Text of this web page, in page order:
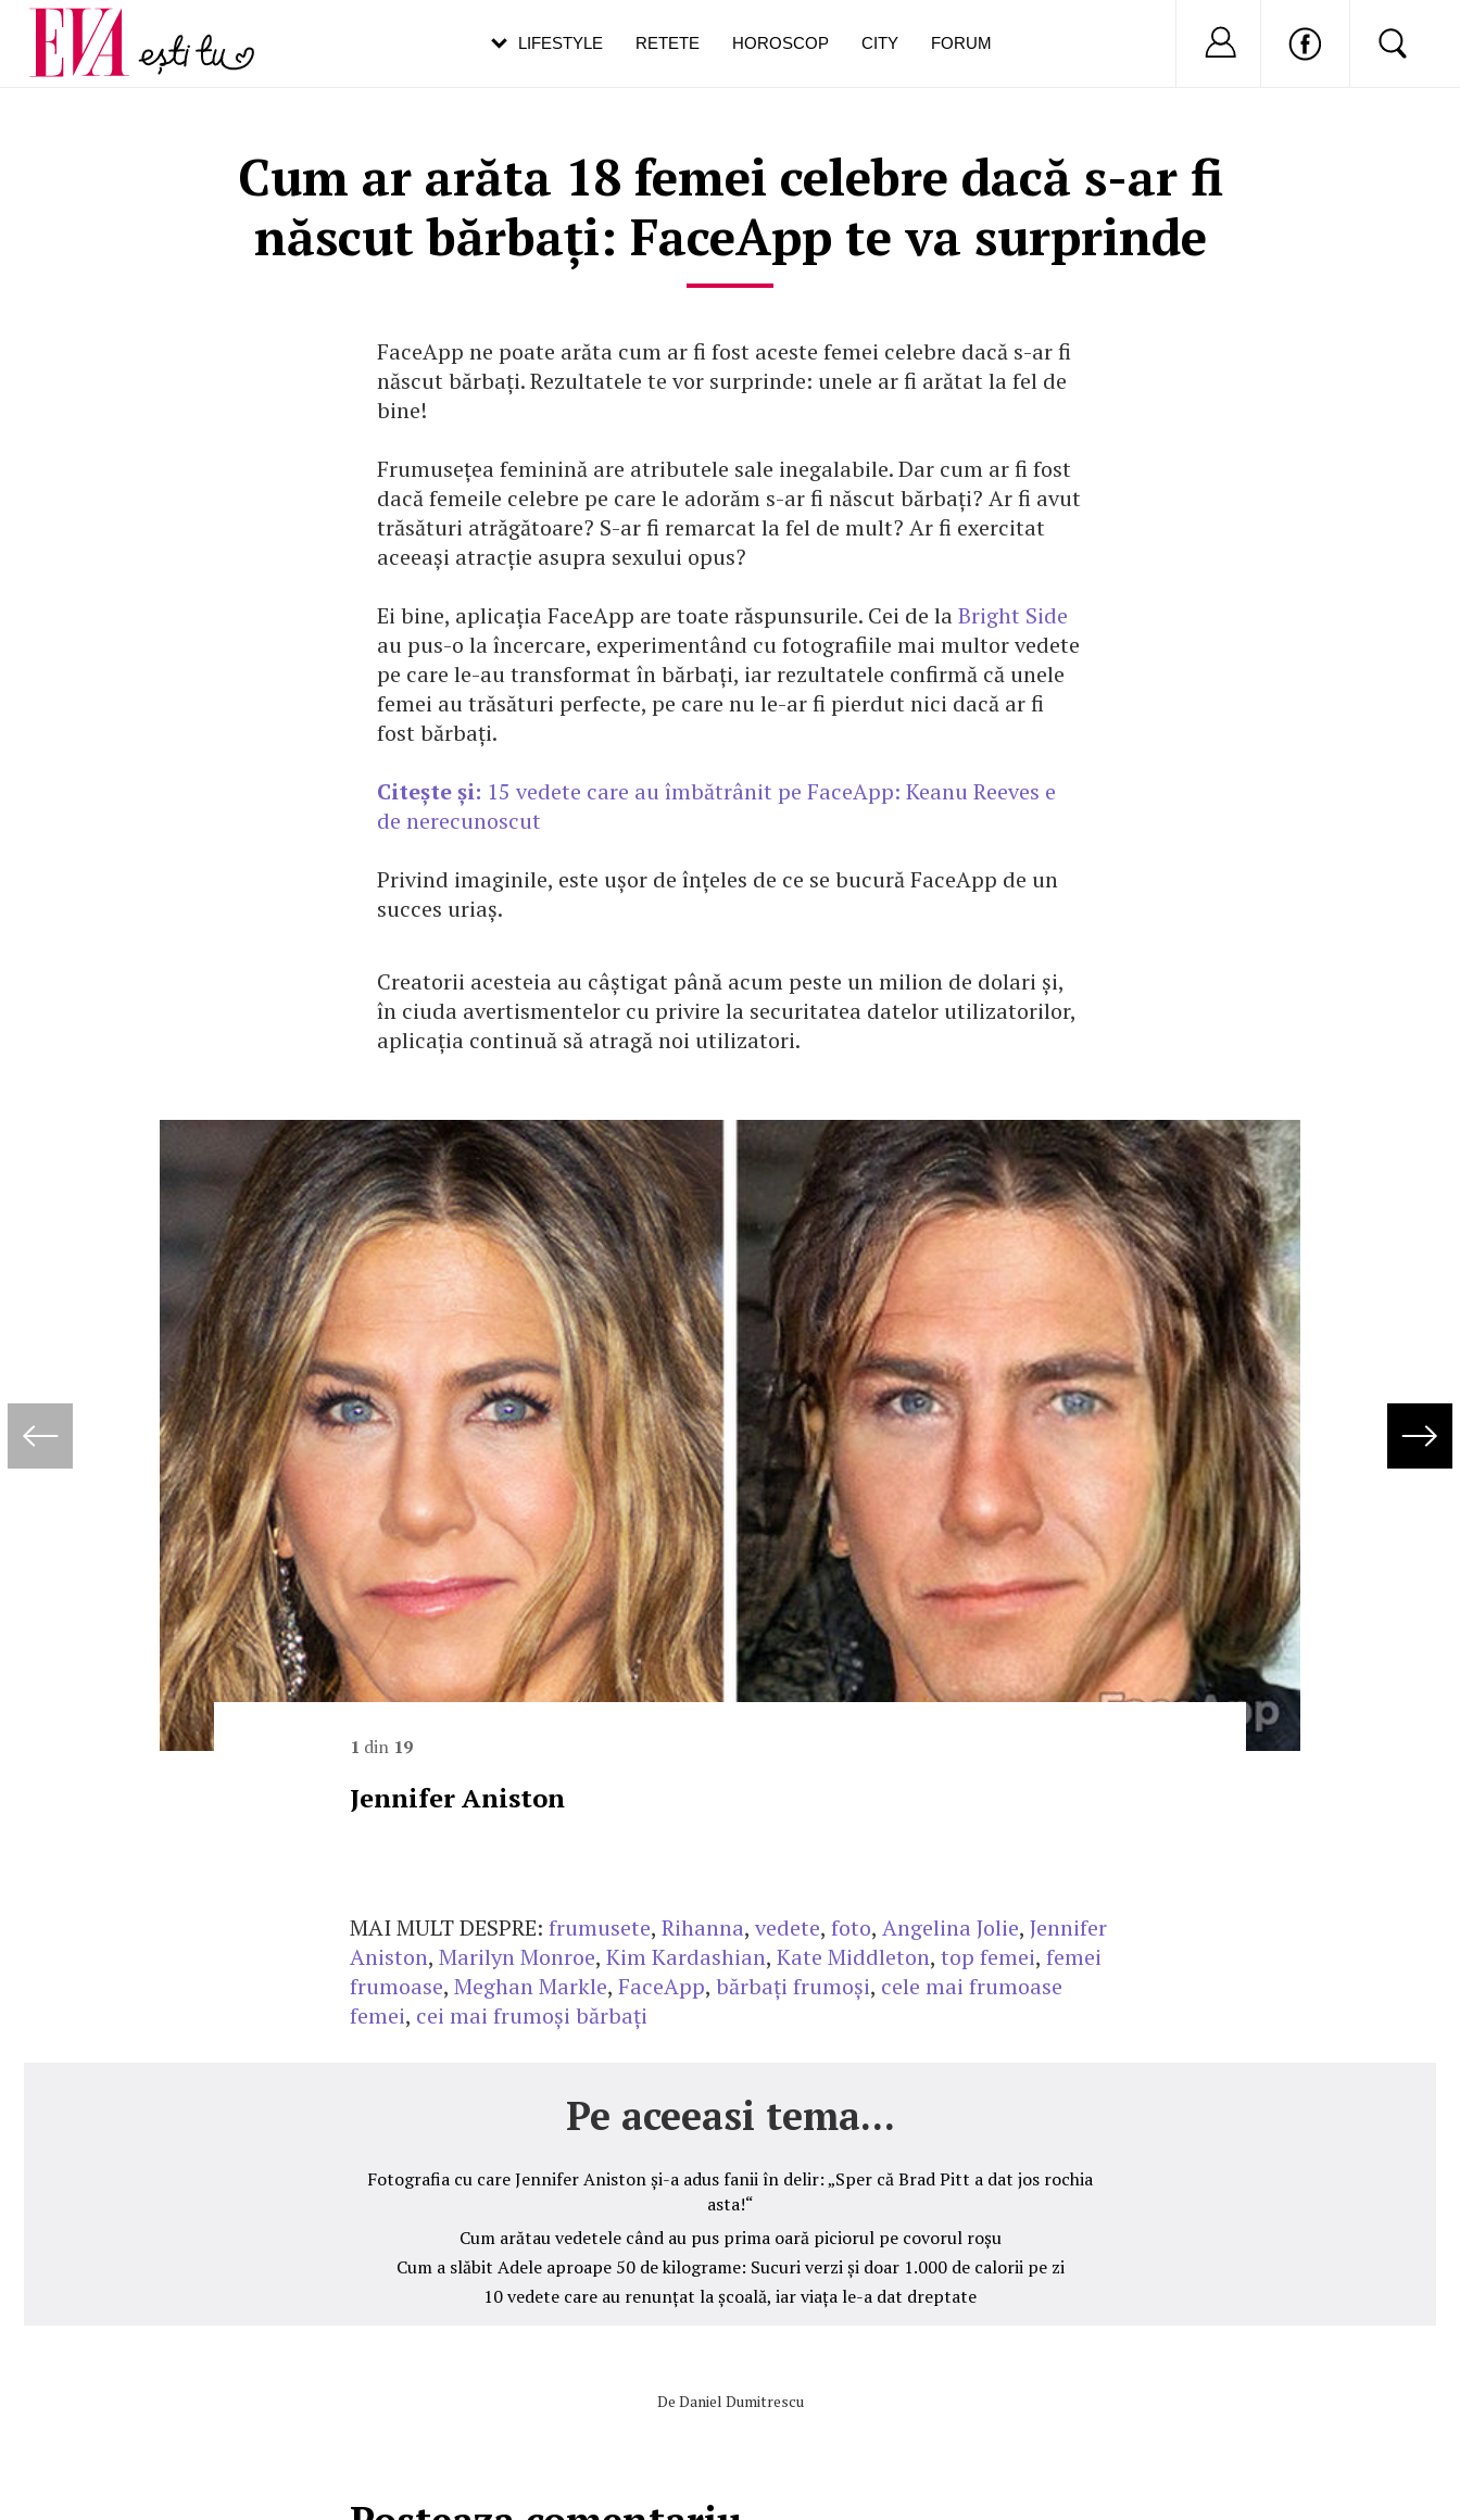
Cum ar arăta 18 femei celebre dacă s-ar fi
născut bărbați: FaceApp te va surprinde
FaceApp ne poate arăta cum ar fi fost aceste femei celebre dacă s-ar fi
născut bărbați. Rezultatele te vor surprinde: unele ar fi arătat la fel de
bine!
Frumusețea feminină are atributele sale inegalabile. Dar cum ar fi fost
dacă femeile celebre pe care le adorăm s-ar fi născut bărbați? Ar fi avut
trăsături atrăgătoare? S-ar fi remarcat la fel de mult? Ar fi exercitat
aceeași atracție asupra sexului opus?
Ei bine, aplicația FaceApp are toate răspunsurile. Cei de laBright Side
au pus-o la încercare, experimentând cu fotografiile mai multor vedete
pe care le-au transformat în bărbați, iar rezultatele confirmă că unele
femei au trăsături perfecte, pe care nu le-ar fi pierdut nici dacă ar fi
fost bărbați.
Citește și: 15 vedete care au îmbătrânit pe FaceApp: Keanu Reeves e
de nerecunoscut
Privind imaginile, este ușor de înțeles de ce se bucură FaceApp de un
succes uriaș.
Creatorii acesteia au câștigat până acum peste un milion de dolari și,
în ciuda avertismentelor cu privire la securitatea datelor utilizatorilor,
aplicația continuă să atragă noi utilizatori.
1 din 19
Jennifer Aniston
MAI MULT DESPRE: frumusete, Rihanna, vedete, foto, Angelina Jolie, Jennifer
Aniston, Marilyn Monroe, Kim Kardashian, Kate Middleton, top femei, femei
frumoase, Meghan Markle, FaceApp, bărbați frumoși, cele mai frumoase
femei, cei mai frumoși bărbați
Pe aceeasi tema...
Fotografia cu care Jennifer Aniston și-a adus fanii în delir: „Sper că Brad Pitt a dat jos rochia
asta!“
Cum arătau vedetele când au pus prima oară piciorul pe covorul roșu
Cum a slăbit Adele aproape 50 de kilograme: Sucuri verzi și doar 1.000 de calorii pe zi
10 vedete care au renunțat la școală, iar viața le-a dat dreptate
De Daniel Dumitrescu
LIFESTYLE RETETE HOROSCOP CITY FORUM Nu ai cont?
Carieră
Actualitate
pe măsură ce înaintezi în vârstă